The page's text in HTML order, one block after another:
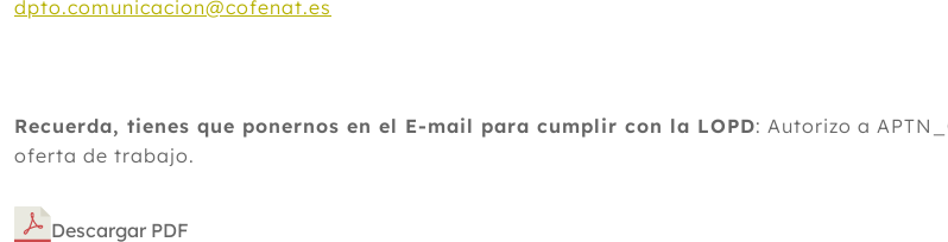
dpto.comunicacion@cofenat.es
Recuerda, tienes que ponernos en el E-mail para cumplir con la LOPD: Autorizo a
oferta de trabajo.
Descargar PDF